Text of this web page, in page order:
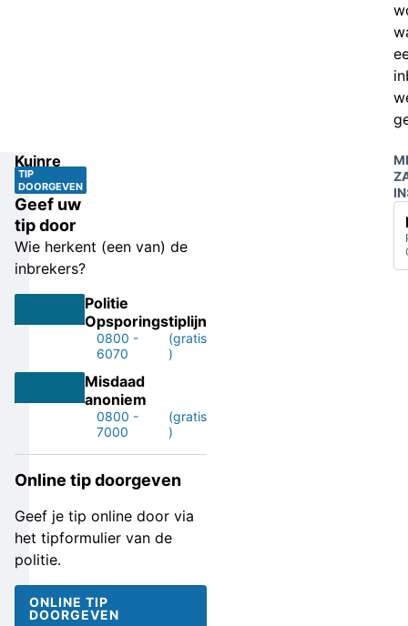
TIP
DOORGEVEN
Geef uw
tip door
Wie herkent (een van) de
inbrekers?
Politie
Opsporingstiplijn
0800 -
6070
(gratis
)
Misdaad
anoniem
0800 -
7000
(gratis
)
Online tip doorgeven
Geef je tip online door via
het tipformulier van de
politie.
ONLINE TIP
DOORGEVEN
Kuinre